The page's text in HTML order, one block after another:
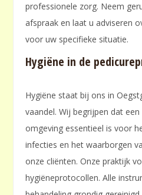
professionele zorg. Neem
afspraak en laat u adviseren
voor uw specifieke situatie.
Hygiëne in de
Hygiëne staat bij ons in
vaandel. Wij begrijpen dat
omgeving essentieel is voor
infecties en het waarborgen
onze cliënten. Onze praktijk
hygiëneprotocollen. Alle